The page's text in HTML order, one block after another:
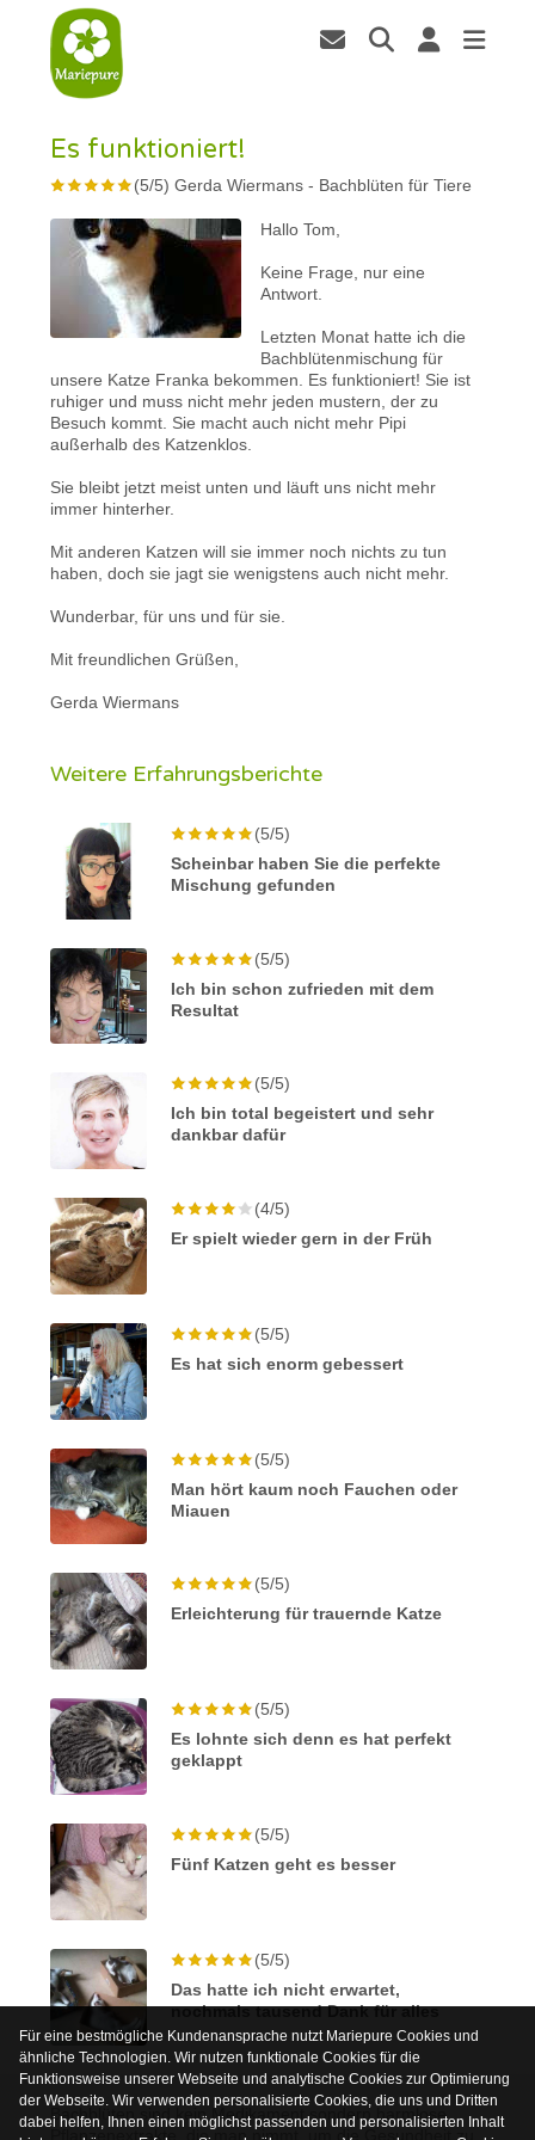
Es funktioniert!
(5/5)Gerda Wiermans - Bachblüten für Tiere
Hallo Tom,
Keine Frage, nur eine
Antwort.
Letzten Monat hatte ich die
Bachblütenmischung für
unsere Katze Franka bekommen. Es funktioniert! Sie ist
ruhiger und muss nicht mehr jeden mustern, der zu
Besuch kommt. Sie macht auch nicht mehr Pipi
außerhalb des Katzenklos.
Sie bleibt jetzt meist unten und läuft uns nicht mehr
immer hinterher.
Mit anderen Katzen will sie immer noch nichts zu tun
haben, doch sie jagt sie wenigstens auch nicht mehr.
Wunderbar, für uns und für sie.
Mit freundlichen Grüßen,
Gerda Wiermans
Weitere Erfahrungsberichte
(5/5)
Scheinbar haben Sie die perfekte
Mischung gefunden
(5/5)
Ich bin schon zufrieden mit dem
Resultat
(5/5)
Ich bin total begeistert und sehr
dankbar dafür
(4/5)
Er spielt wieder gern in der Früh
(5/5)
Es hat sich enorm gebessert
(5/5)
Man hört kaum noch Fauchen oder
Miauen
(5/5)
Erleichterung für trauernde Katze
(5/5)
Es lohnte sich denn es hat perfekt
geklappt
(5/5)
Fünf Katzen geht es besser
(5/5)
Das hatte ich nicht erwartet,
nochmals tausend Dank für alles
Für eine bestmögliche Kundenansprache nutzt Mariepure Cookies und
ähnliche Technologien. Wir nutzen funktionale Cookies für die
Funktionsweise unserer Webseite und analytische Cookies zur Optimierung
der Webseite. Wir verwenden personalisierte Cookies, die uns und Dritten
dabei helfen, Ihnen einen möglichst passenden und personalisierten Inhalt
Bachblüten sind kein Medikament sondern harmlose
Pflanzenextrakte, die man nimmt, um die Gesundheit zu